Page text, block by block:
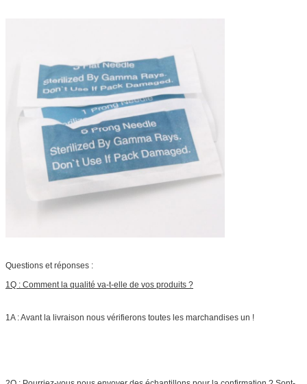
Questions et réponses :
1Q : Comment la qualité va-t-elle de vos produits ?
1A : Avant la livraison nous vérifierons toutes les marchandises un !